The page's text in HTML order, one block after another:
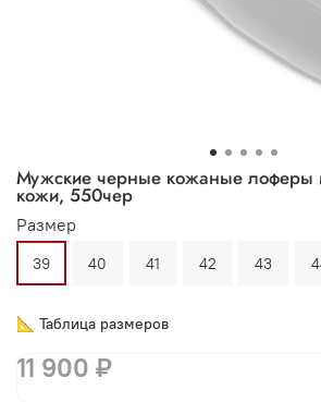
Мужские черные кожаные лоферы
кожи, 550чер
Размер
39 40 41 42 43
📐 Таблица размеров
11 900 ₽